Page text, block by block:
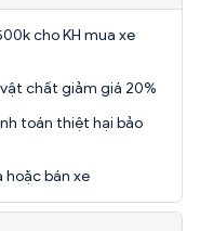
cho KH mua xe
chất giảm giá 20%
toán thiệt hại bảo
hoặc bán xe